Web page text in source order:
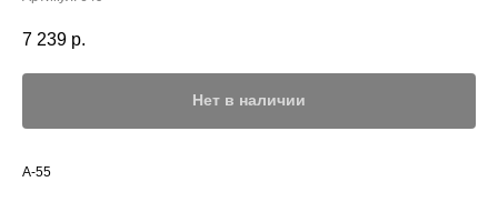
7 239 р.
Нет в наличии
A-55